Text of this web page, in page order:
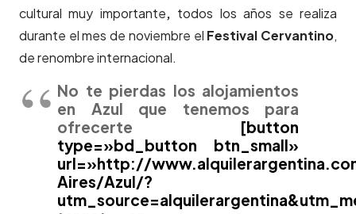
cultural muy importante, todos los años se realiza
durante el mes de noviembre el Festival Cervantino,
de renombre internacional.
No te pierdas los alojamientos
en Azul que tenemos para
ofrecerte [button
type=»bd_button btn_small»
url=»http://
Aires/Azul/?